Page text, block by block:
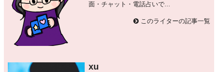
面・チャット・電話占いで...
このライターの記事一覧
xu